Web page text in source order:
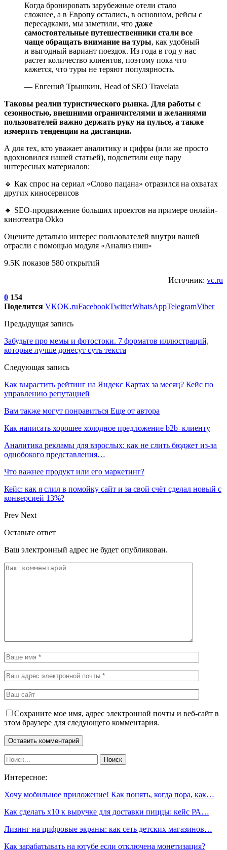
Когда бронировать зарубежные отели стало
сложнее, а в Европу остались, в основном, рейсы с
пересадками, мы заметили, что даже
самостоятельные путешественники стали все
чаще обращать внимание на туры, как удобный
и выгодный вариант поездок. Из года в год у нас
растет количество клиентов, поэтому пока что
кажется, что туры не теряют популярность.
— Евгений Трышкин, Head of SEO Travelata
Таковы реалии туристического рынка. Для работы с
сезонностью, внешними ограничителями и желаниями
пользователей важно держать руку на пульсе, а также
измерять тенденции на дистанции.
А для тех, кто уважает аналитику и цифры (или же просто
вдохновился нашей статьей), подсветили еще пару
интересных материалов:
🔹 Как спрос на сериал «Слово пацана» отразился на охватах
других киносервисов
🔹 SEO-продвижение больших проектов на примере онлайн-
кинотеатра Okko
Оцените детально интерес пользователей внутри вашей
отрасли с помощью модуля «Анализ ниш»
9.5K показов 580 открытий
Источник: vc.ru
0 154
Поделится VKOK.ruFacebookTwitterWhatsAppTelegramViber
Предыдущая запись
Забудьте про мемы и фотостоки. 7 форматов иллюстраций,
которые лучше донесут суть текста
Следующая запись
Как вырастить рейтинг на Яндекс Картах за месяц? Кейс по
управлению репутацией
Вам также могут понравиться Еще от автора
Как написать хорошее холодное предложение b2b–клиенту
Аналитика рекламы для взрослых: как не слить бюджет из-за
однобокого представления…
Что важнее продукт или его маркетинг?
Кейс: как я слил в помойку сайт и за свой счёт сделал новый с
конверсией 13%?
Prev Next
Оставьте ответ
Ваш электронный адрес не будет опубликован.
Сохраните мое имя, адрес электронной почты и веб-сайт в
этом браузере для следующего комментария.
Интересное:
Хочу мобильное приложение! Как понять, когда пора, как…
Как сделать х10 к выручке для доставки пиццы: кейс РА…
Лизинг на цифровые экраны: как сеть детских магазинов…
Как зарабатывать на ютубе если отключена монетизация?